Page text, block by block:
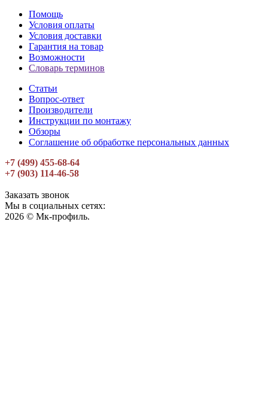
Помощь
Условия оплаты
Условия доставки
Гарантия на товар
Возможности
Словарь терминов
Статьи
Вопрос-ответ
Производители
Инструкции по монтажу
Обзоры
Соглашение об обработке персональных данных
+7 (499) 455-68-64
+7 (903) 114-46-58
Заказать звонок
Мы в социальных сетях:
2026 © Мк-профиль.